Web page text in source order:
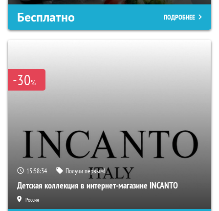
Бесплатно ПОДРОБНЕЕ
-30%
15:58:33 Получи первым!
Детская коллекция в интернет-магазине INCANTO
Россия